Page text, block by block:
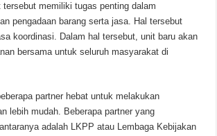
tersebut memiliki tugas penting dalam
pengadaan barang serta jasa. Hal tersebut
koordinasi. Dalam hal tersebut, unit baru akan
bersama untuk seluruh masyarakat di
partner hebat untuk melakukan
lebih mudah. Beberapa partner yang
adalah LKPP atau Lembaga Kebijakan